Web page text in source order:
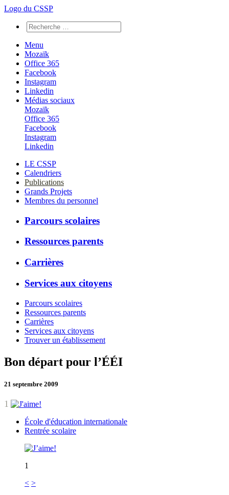
Logo du CSSP
Menu
Mozaïk
Office 365
Facebook
Instagram
Linkedin
Médias sociaux
Mozaïk
Office 365
Facebook
Instagram
Linkedin
LE CSSP
Calendriers
Publications
Grands Projets
Membres du personnel
Parcours scolaires
Ressources parents
Carrières
Services aux citoyens
Parcours scolaires
Ressources parents
Carrières
Services aux citoyens
Trouver un établissement
Bon départ pour l’ÉÉI
21 septembre 2009
1
École d'éducation internationale
Rentrée scolaire
1
< >